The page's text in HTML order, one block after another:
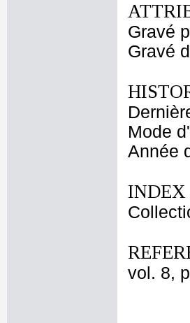
Gravé
Gravé
Mode
Année
INDEX
vol. 8,